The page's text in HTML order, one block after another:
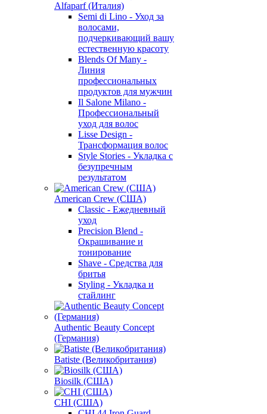
Alfaparf (Италия)
Semi di Lino - Уход за
волосами,
подчеркивающий вашу
естественную красоту
Blends Of Many -
Линия
профессиональных
продуктов для мужчин
Il Salone Milano -
Профессиональный
уход для волос
Lisse Design -
Трансформация волос
Style Stories - Укладка с
безупречным
результатом
American Crew (США)
Classic - Ежедневный
уход
Precision Blend -
Окрашивание и
тонирование
Shave - Средства для
бритья
Styling - Укладка и
стайлинг
Authentic Beauty Concept
(Германия)
Batiste (Великобритания)
Biosilk (США)
CHI (США)